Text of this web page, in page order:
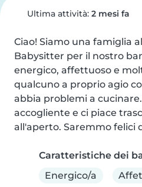
Ultima attività: 2 mesi fa
Ciao! Siamo una famiglia
Babysitter per il nostro
energico, affettuoso e
qualcuno a proprio agio
abbia problemi a
accogliente e ci piace
all'aperto. Saremmo felici
Caratteristiche dei
Energico/a